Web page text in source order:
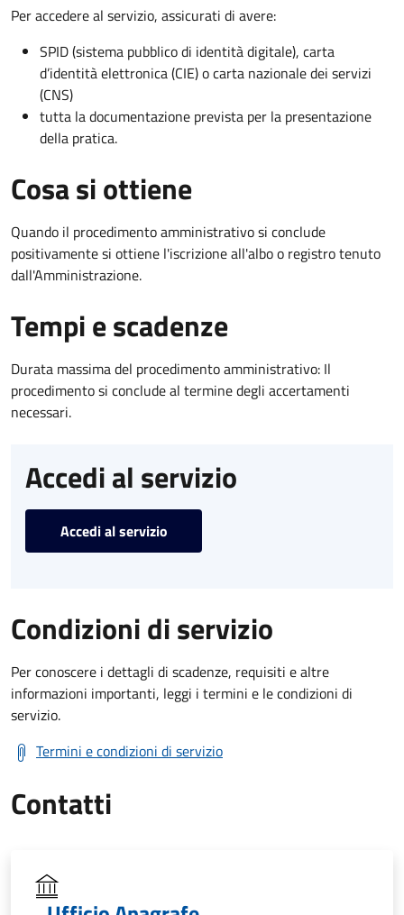
Per accedere al servizio, assicurati di avere:
SPID (sistema pubblico di identità digitale), carta
d’identità elettronica (CIE) o carta nazionale dei servizi
(CNS)
tutta la documentazione prevista per la presentazione
della pratica.
Cosa si ottiene
Quando il procedimento amministrativo si conclude
positivamente si ottiene l'iscrizione all'albo o registro tenuto
dall'Amministrazione.
Tempi e scadenze
Durata massima del procedimento amministrativo: Il
procedimento si conclude al termine degli accertamenti
necessari.
Accedi al servizio
Accedi al servizio
Condizioni di servizio
Per conoscere i dettagli di scadenze, requisiti e altre
informazioni importanti, leggi i termini e le condizioni di
servizio.
Termini e condizioni di servizio
Contatti